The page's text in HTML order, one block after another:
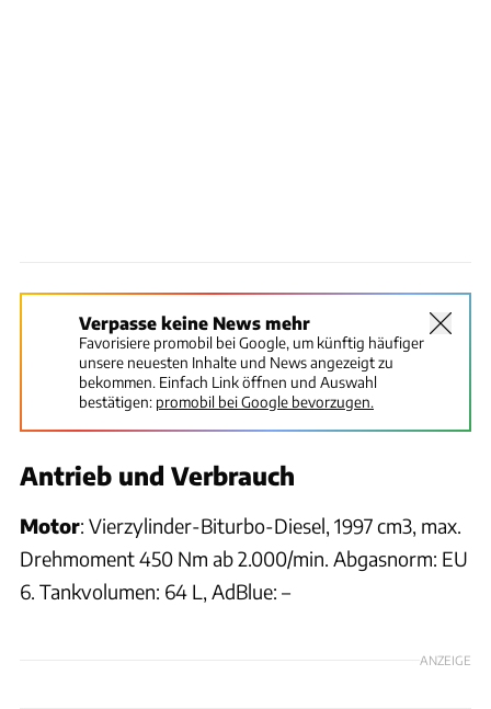
Verpasse keine News mehr
Favorisiere promobil bei Google, um künftig häufiger
unsere neuesten Inhalte und News angezeigt zu
bekommen. Einfach Link öffnen und Auswahl
bestätigen: promobil bei Google bevorzugen.
Antrieb und Verbrauch
Motor: Vierzylinder-Biturbo-Diesel, 1997 cm3, max.
Drehmoment 450 Nm ab 2.000/min. Abgasnorm: EU
6. Tankvolumen: 64 L, AdBlue: –
ANZEIGE